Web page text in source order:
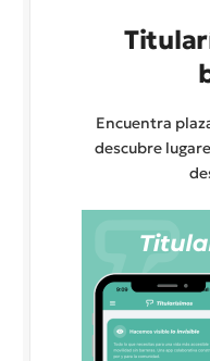
Encuentra
descubre